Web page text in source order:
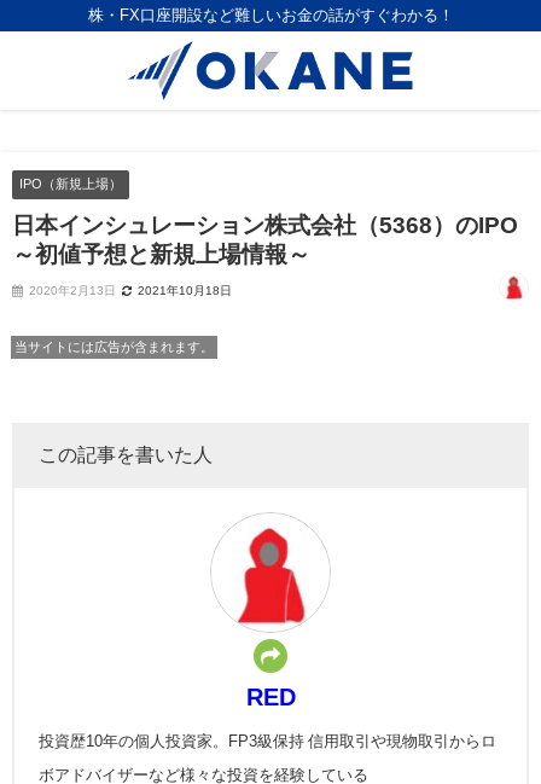
株・FX口座開設など難しいお金の話がすぐわかる！
IPO（新規上場）
日本インシュレーション株式会社（5368）のIPO
～初値予想と新規上場情報～
2020年2月13日 2021年10月18日
当サイトには広告が含まれます。
この記事を書いた人
RED
投資歴10年の個人投資家。FP3級保持 信用取引や現物取引からロ
ボアドバイザーなど様々な投資を経験している